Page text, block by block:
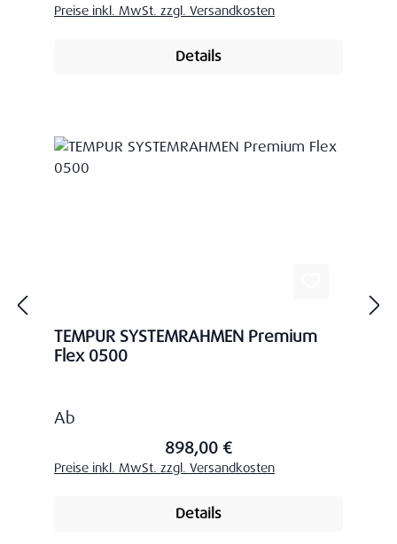
Preise inkl. MwSt. zzgl. Versandkosten
Details
TEMPUR SYSTEMRAHMEN Premium
Flex 0500
Regulärer Preis:
Ab
898,00 €
Preise inkl. MwSt. zzgl. Versandkosten
Details